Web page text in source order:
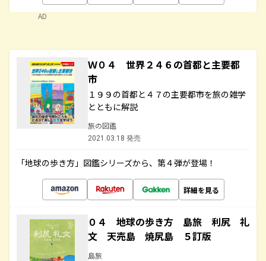
AD
Ｗ０４ 世界２４６の首都と主要都
市
１９９の首都と４７の主要都市を旅の雑学
とともに解説
旅の図鑑
2021.03.18 発売
「地球の歩き方」図鑑シリーズから、第４弾が登場！
詳細を見る
０４ 地球の歩き方 島旅 利尻 礼
文 天売島 焼尻島 ５訂版
島旅